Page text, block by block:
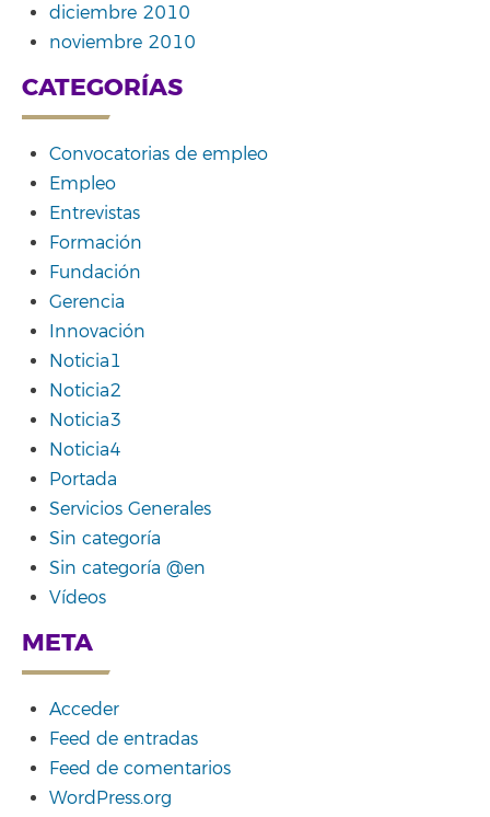
diciembre 2010
noviembre 2010
CATEGORÍAS
Convocatorias de empleo
Empleo
Entrevistas
Formación
Fundación
Gerencia
Innovación
Noticia1
Noticia2
Noticia3
Noticia4
Portada
Servicios Generales
Sin categoría
Sin categoría @en
Vídeos
META
Acceder
Feed de entradas
Feed de comentarios
WordPress.org